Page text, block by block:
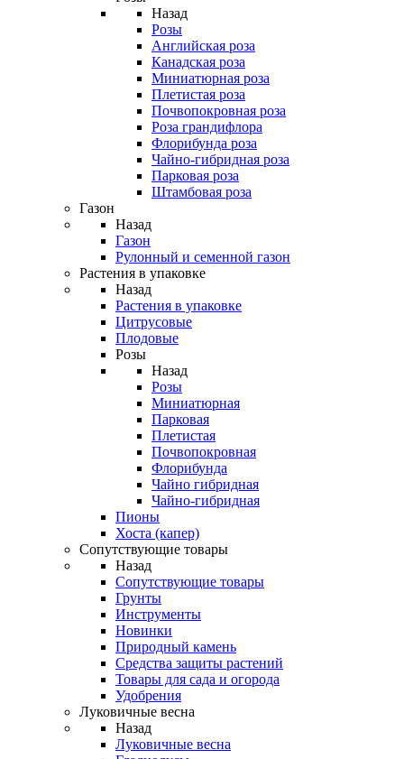
Назад
Розы
Английская роза
Канадская роза
Миниатюрная роза
Плетистая роза
Почвопокровная роза
Роза грандифлора
Флорибунда роза
Чайно-гибридная роза
Парковая роза
Штамбовая роза
Газон
Назад
Газон
Рулонный и семенной газон
Растения в упаковке
Назад
Растения в упаковке
Цитрусовые
Плодовые
Розы
Назад
Розы
Миниатюрная
Парковая
Плетистая
Почвопокровная
Флорибунда
Чайно гибридная
Чайно-гибридная
Пионы
Хоста (капер)
Сопутствующие товары
Назад
Сопутствующие товары
Грунты
Инструменты
Новинки
Природный камень
Средства защиты растений
Товары для сада и огорода
Удобрения
Луковичные весна
Назад
Луковичные весна